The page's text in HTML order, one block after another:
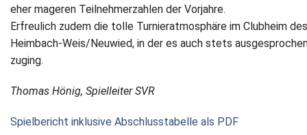
eher mageren Teilnehmerzahlen der Vorjahre.
Erfreulich zudem die tolle Turnieratmosphäre im Clubheim
Heimbach‐Weis/Neuwied, in der es auch stets
zuging.
Thomas Hönig, Spielleiter SVR
Spielbericht inklusive Abschlusstabelle als PDF